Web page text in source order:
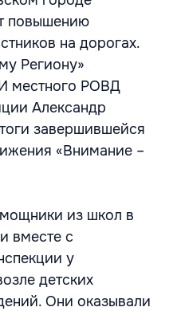
повышению
на дорогах.
Региону»
местного РОВД
Александр
завершившейся
«Внимание –
из школ в
вместе с
у
детских
Они оказывали